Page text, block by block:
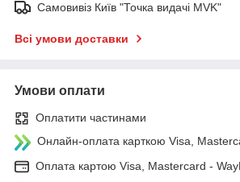
Самовивіз Київ "Точка видачі MVK"
Всі умови доставки
Умови оплати
Оплатити частинами
Онлайн-оплата карткою Visa,
Оплата картою Visa, Mastercard -